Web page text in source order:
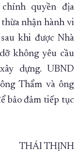
quyền địa
nhận hành vi
khi được Nhà
không yêu cầu
dựng. UBND
Thẩm và ông
bảo đảm tiếp tục
THÁI THỊNH